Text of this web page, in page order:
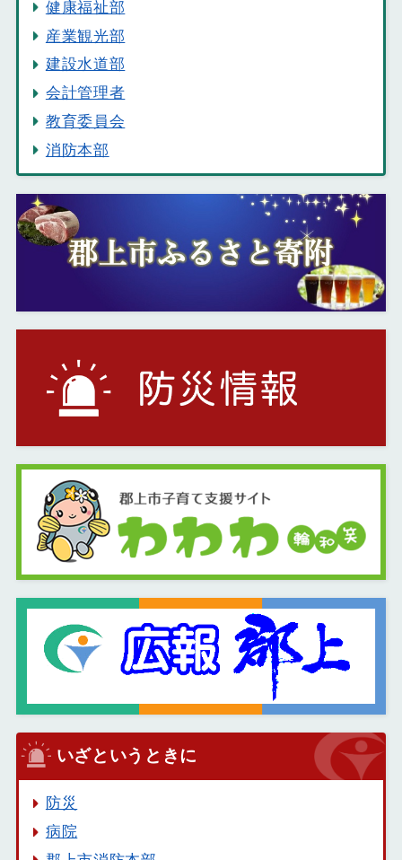
健康福祉部
産業観光部
建設水道部
会計管理者
教育委員会
消防本部
いざというときに
防災
病院